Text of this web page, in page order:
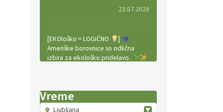
23.07.2026
[EKOloško = LOGIČNO
]
Ameriške borovnice so odlična
izbira za ekološko pridelavo.
22.07.2026
Vreme
Ljubljana